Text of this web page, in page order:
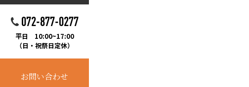
072-877-0277
平日 10:00~17:00
（日・祝祭日定休）
お問い合わせ